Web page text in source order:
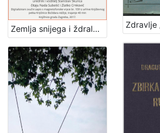
Zemlja snijega i ždralova - Yasunari Kavabata : Književni petak, 17. 1. 1969., dvorana u Medulićevoj 30 / govori Zlatko Gorjan ; čitaju Nada Subotić i Zlatko Crnković ; urednik i voditelj Stanislav Škunca